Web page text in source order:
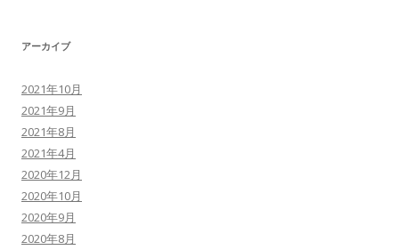
アーカイブ
2021年10月
2021年9月
2021年8月
2021年4月
2020年12月
2020年10月
2020年9月
2020年8月